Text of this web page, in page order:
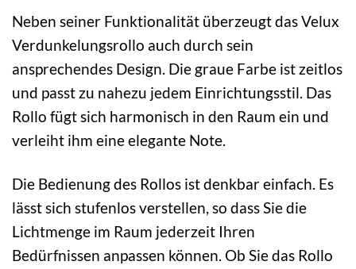
Neben seiner Funktionalität überzeugt das Velux
Verdunkelungsrollo auch durch sein
ansprechendes Design. Die graue Farbe ist zeitlos
und passt zu nahezu jedem Einrichtungsstil. Das
Rollo fügt sich harmonisch in den Raum ein und
verleiht ihm eine elegante Note.
Die Bedienung des Rollos ist denkbar einfach. Es
lässt sich stufenlos verstellen, so dass Sie die
Lichtmenge im Raum jederzeit Ihren
Bedürfnissen anpassen können. Ob Sie das Rollo